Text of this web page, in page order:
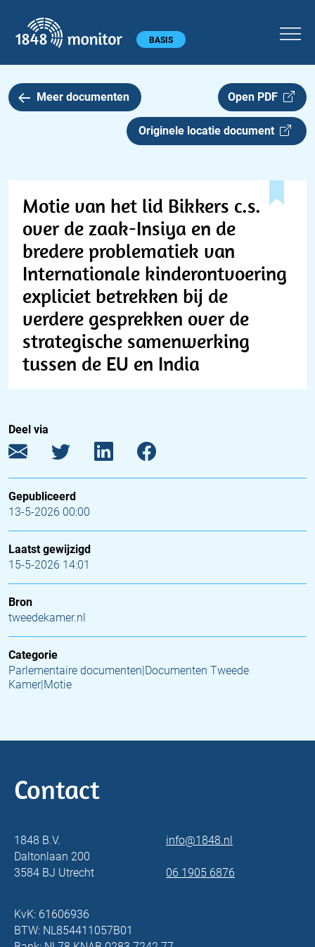
Hoofdmenu BASIS
Meer documenten Open PDF
Originele locatie document
Motie van het lid Bikkers c.s.
over de zaak-Insiya en de
bredere problematiek van
Internationale kinderontvoering
expliciet betrekken bij de
verdere gesprekken over de
strategische samenwerking
tussen de EU en India
Deel via
Gepubliceerd
13-5-2026 00:00
Laatst gewijzigd
15-5-2026 14:01
Bron
tweedekamer.nl
Categorie
Parlementaire documenten|Documenten Tweede
Kamer|Motie
Contact
1848 B.V.
Daltonlaan 200
3584 BJ Utrecht
info@1848.nl
06 1905 6876
KvK: 61606936
BTW: NL854411057B01